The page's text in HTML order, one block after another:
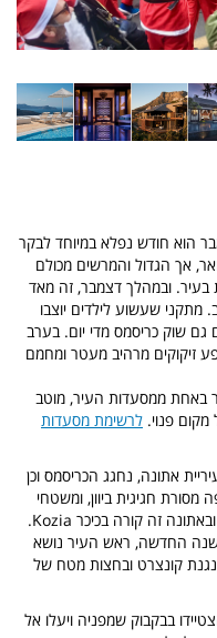
הוא חודש נפלא במיוחד לבקר
אך הגדול והמרשים מכולם
בעיר. ובמהלך דצמבר, זה מאד
מתקני שעשוע לילדים יוצבו
שוק כריסמס מדי יום. בערב
זיקוקים מרהיב מעטר ומחמם
באחת ממסעדות העיר, מוטב
פנוי. לרשימת מסעדות
אתונה, נחגג הכריסמס וכן
חגיגית ביוון, ומשטחי
החלקה על הקרח בכיכרות בערים הגדולות, ובאתונה זה קורה בכיכר Kozia.
החדשה, ראש העיר נושא
קונצרט ובחצות מטח של
בבקבוק שמפניה ויעלו אל